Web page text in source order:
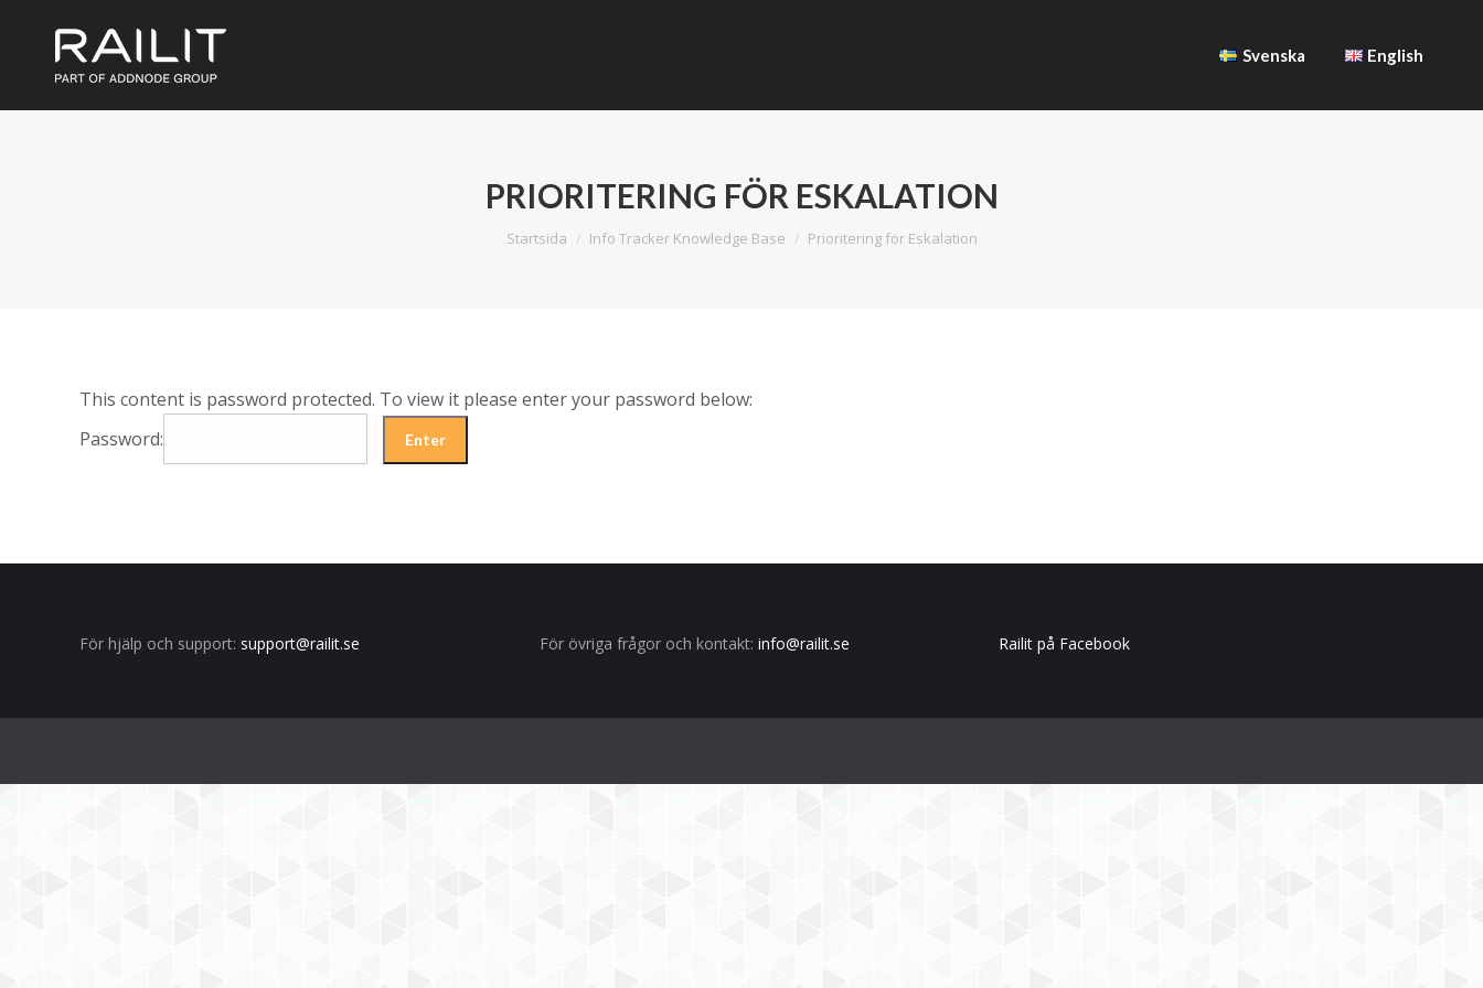
Svenska English
PRIORITERING FÖR ESKALATION
Du är här:
Startsida Info Tracker Knowledge Base Prioritering för Eskalation
This content is password protected. To view it please enter your password below:
Password:
För hjälp och support: support@railit.se För övriga frågor och kontakt: info@railit.se Railit på Facebook